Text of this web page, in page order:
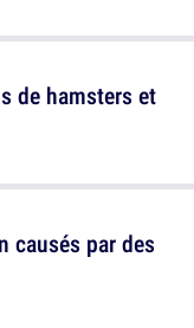
causés par des
de hamsters et